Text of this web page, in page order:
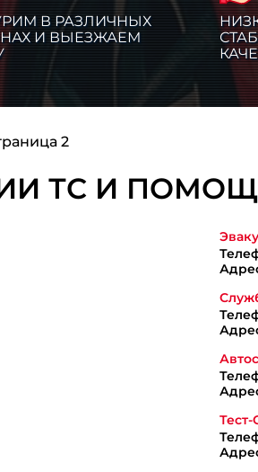
В РАЗЛИЧНЫХ
И ВЫЕЗЖАЕМ
2
ТС И